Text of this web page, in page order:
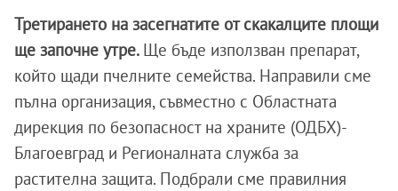
Третирането на засегнатите от скакалците площи
ще започне утре. Ще бъде използван препарат,
който щади пчелните семейства. Направили сме
пълна организация, съвместно с Областната
дирекция по безопасност на храните (ОДБХ)-
Благоевград и Регионалната служба за
растителна защита. Подбрали сме правилния